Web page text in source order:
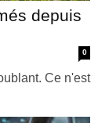
depuis
0
Ce n'est